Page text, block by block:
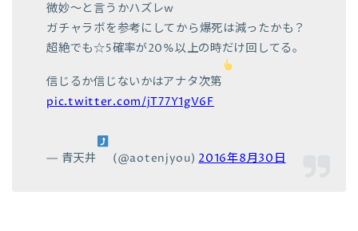
微妙～と言うかハズレw
ガチャラボを参考にしてから爆死は減ったかも？
超絶でも☆5確率が20%以上の時だけ回してる。
信じるか信じないかはアナタ次第
pic.twitter.com/jT77Y1gV6F
— 青天井 (@aotenjyou)2016年8月30日